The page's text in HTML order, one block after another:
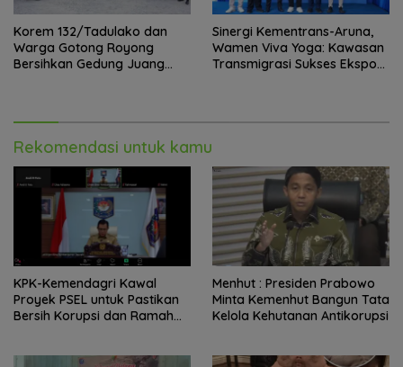
Korem 132/Tadulako dan
Warga Gotong Royong
Bersihkan Gedung Juang
Sinergi Kementrans-Aruna,
Wamen Viva Yoga: Kawasan
Transmigrasi Sukses Ekspor
Rekomendasi untuk kamu
KPK-Kemendagri Kawal
Proyek PSEL untuk Pastikan
Bersih Korupsi dan Ramah
Menhut : Presiden Prabowo
Minta Kemenhut Bangun Tata
Kelola Kehutanan Antikorupsi